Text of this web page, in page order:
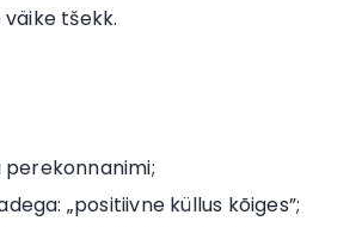
tšekk.
„positiivne küllus kõiges”;